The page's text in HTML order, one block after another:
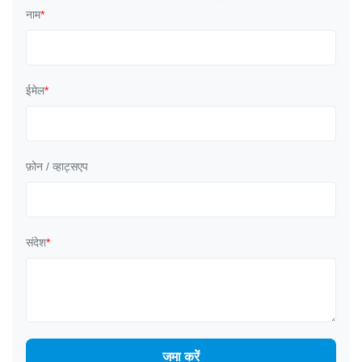
नाम*
ईमेल*
फ़ोन / व्हाट्सएप
संदेश*
जमा करें